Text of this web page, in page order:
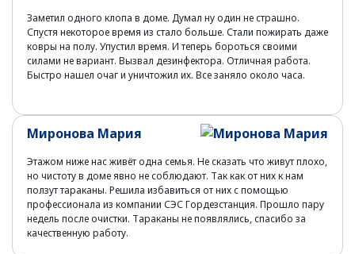
Заметил одного клопа в доме. Думал ну один не страшно.
Спустя некоторое время из стало больше. Стали пожирать даже
ковры на полу. Упустил время. И теперь бороться своими
силами не вариант. Вызвал дезинфектора. Отличная работа.
Быстро нашел очаг и уничтожил их. Все заняло около часа.
Миронова Мария
Этажом ниже нас живёт одна семья. Не сказать что живут плохо,
но чистоту в доме явно не соблюдают. Так как от них к нам
ползут тараканы. Решила избавиться от них с помощью
профессионала из компании СЭС Гордезстанция. Прошло пару
недель после очистки. Тараканы не появлялись, спасибо за
качественную работу.